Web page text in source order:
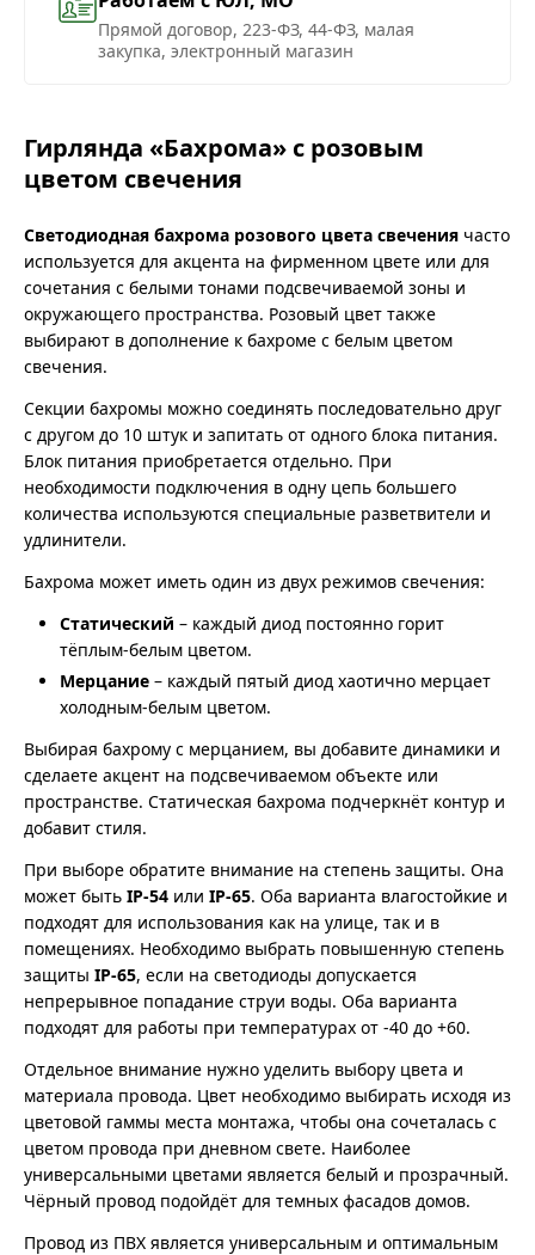
Прямой договор, 223-ФЗ, 44-ФЗ, малая
закупка, электронный магазин
Гирлянда «Бахрома» с розовым
цветом свечения
Светодиодная бахрома розового цвета свечения часто
используется для акцента на фирменном цвете или для
сочетания с белыми тонами подсвечиваемой зоны и
окружающего пространства. Розовый цвет также
выбирают в дополнение к бахроме с белым цветом
свечения.
Секции бахромы можно соединять последовательно друг
с другом до 10 штук и запитать от одного блока питания.
Блок питания приобретается отдельно. При
необходимости подключения в одну цепь большего
количества используются специальные разветвители и
удлинители.
Бахрома может иметь один из двух режимов свечения:
Статический – каждый диод постоянно горит
тёплым-белым цветом.
Мерцание – каждый пятый диод хаотично мерцает
холодным-белым цветом.
Выбирая бахрому с мерцанием, вы добавите динамики и
сделаете акцент на подсвечиваемом объекте или
пространстве. Статическая бахрома подчеркнёт контур и
добавит стиля.
При выборе обратите внимание на степень защиты. Она
может быть IP-54 или IP-65. Оба варианта влагостойкие и
подходят для использования как на улице, так и в
помещениях. Необходимо выбрать повышенную степень
защиты IP-65, если на светодиоды допускается
непрерывное попадание струи воды. Оба варианта
подходят для работы при температурах от -40 до +60.
Отдельное внимание нужно уделить выбору цвета и
материала провода. Цвет необходимо выбирать исходя из
цветовой гаммы места монтажа, чтобы она сочеталась с
цветом провода при дневном свете. Наиболее
универсальными цветами является белый и прозрачный.
Чёрный провод подойдёт для темных фасадов домов.
Провод из ПВХ является универсальным и оптимальным